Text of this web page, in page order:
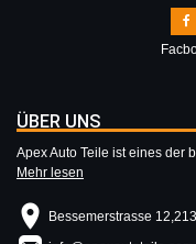
ÜBER UNS
Apex Auto Teile ist eines der
Mehr lesen
Bessemerstrasse